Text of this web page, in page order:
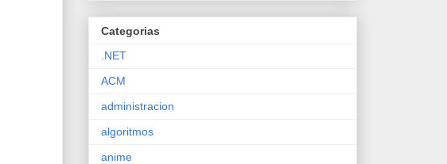
Categorias
.NET
ACM
administracion
algoritmos
anime